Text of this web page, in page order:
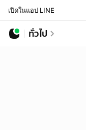
เปิดในแอป LINE
ทั่วไป